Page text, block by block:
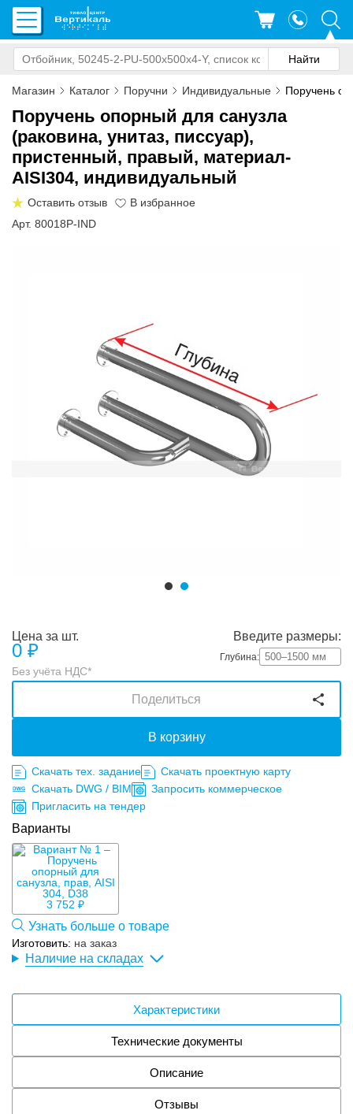
Магазин Каталог Поручни Индивидуальные Поручень
Поручень опорный для санузла
(раковина, унитаз, писсуар),
пристенный, правый, материал-
AISI304, индивидуальный
Оставить отзыв
Арт. 80018P-IND
Введите размеры:
Глубина:
Цена за шт.
0 ₽
Без учёта НДС*
Изготовить: на заказ
В корзину
Поделиться
Скачать тех. задание
Скачать проектную карту
Скачать DWG / BIM
Запросить коммерческое
Пригласить на тендер
Варианты
3 752 ₽
Узнать больше о товаре
Наличие на складах
Характеристики
Технические документы
Описание
Отзывы